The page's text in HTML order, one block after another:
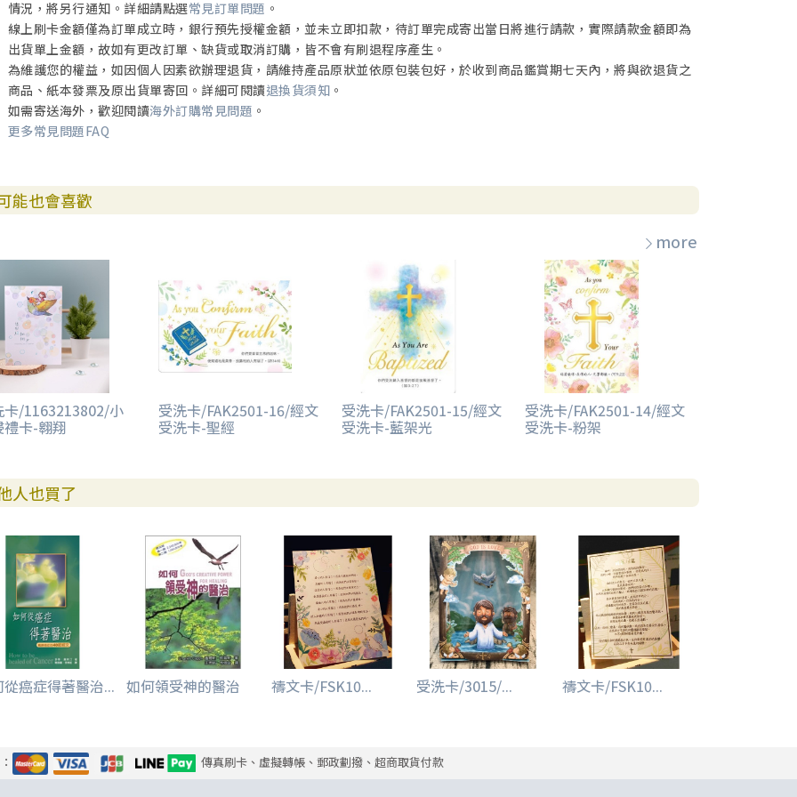
情況，將另行通知。詳細請點選常見訂單問題 。
線上刷卡金額僅為訂單成立時，銀行預先授權金額，並未立即扣款，待訂單完成寄出當日將進行請款，實際請款金額即為
出貨單上金額，故如有更改訂單、缺貨或取消訂購，皆不會有刷退程序產生。
為維護您的權益，如因個人因素欲辦理退貨，請維持產品原狀並依原包裝包好，於收到商品鑑賞期七天內，將與欲退貨之
商品、紙本發票及原出貨單寄回。詳細可閱讀退換貨須知 。
如需寄送海外，歡迎閱讀海外訂購常見問題 。
更多常見問題FAQ
能也會喜歡
more
卡/1163213802/小
禮卡-翱翔
受洗卡/FAK2501-16/經文
受洗卡-聖經
受洗卡/FAK2501-15/經文
受洗卡-藍架光
受洗卡/FAK2501-14/經文
受洗卡-粉架
人也買了
癌症得著醫治... 如何領受神的醫治 禱文卡/FSK10... 受洗卡/3015/... 禱文卡/FSK10...
傳真刷卡、虛擬轉帳、郵政劃撥、超商取貨付款